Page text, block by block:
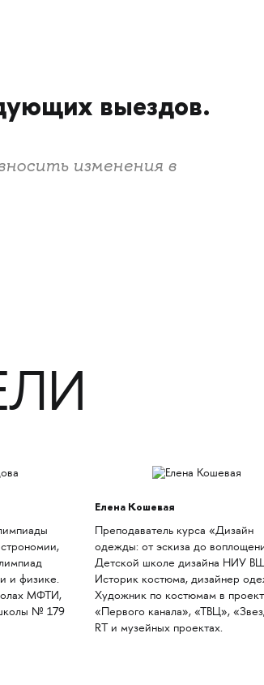
выездов.
изменения в
и физике.
МФТИ,
№ 179
Елена Кошевая
Преподаватель курса «Дизайн
одежды: от эскиза до
Детской школе дизайна НИУ
Историк костюма, дизайнер
Художник по костюмам в
«Первого канала», «ТВЦ»,
RT и музейных проектах.